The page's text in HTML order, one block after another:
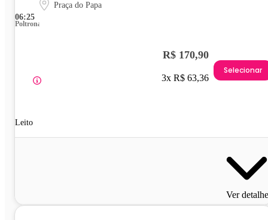
06:25
Praça do Papa
Poltrona
Leito
R$ 170,90
3x R$ 63,36
Selecionar
Ver